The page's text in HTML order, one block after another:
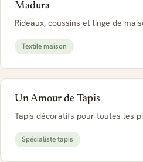
Madura
Rideaux, coussins et linge de
Textile maison
Un Amour de Tapis
Tapis décoratifs pour toutes les
Spécialiste tapis